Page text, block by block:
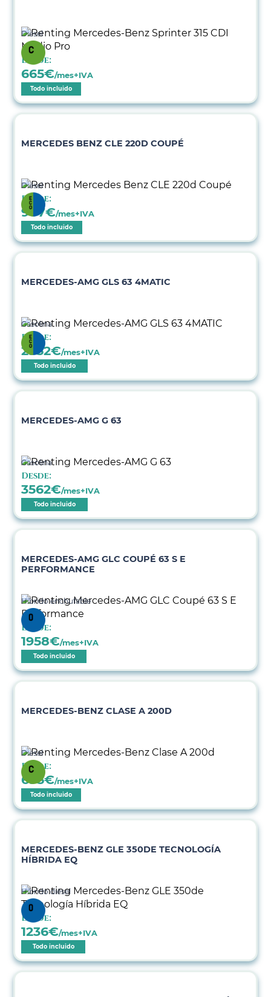
Diésel
Desde:
665€/mes+IVA
Todo incluido
MERCEDES BENZ CLE 220D COUPÉ
Diésel
Desde:
907€/mes+IVA
Todo incluido
MERCEDES-AMG GLS 63 4MATIC
Gasolina
Desde:
2952€/mes+IVA
Todo incluido
MERCEDES-AMG G 63
Gasolina
Desde:
3562€/mes+IVA
Todo incluido
MERCEDES-AMG GLC COUPÉ 63 S E
PERFORMANCE
Híbrido enchufable
Desde:
1958€/mes+IVA
Todo incluido
MERCEDES-BENZ CLASE A 200D
Diésel
Desde:
695€/mes+IVA
Todo incluido
MERCEDES-BENZ GLE 350DE TECNOLOGÍA
HÍBRIDA EQ
Híbrido diésel
Desde:
1236€/mes+IVA
Todo incluido